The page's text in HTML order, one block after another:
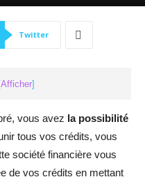
Twitter
[Afficher]
vous avez la possibilité
tous vos crédits, vous
société financière vous
de vos crédits en mettant